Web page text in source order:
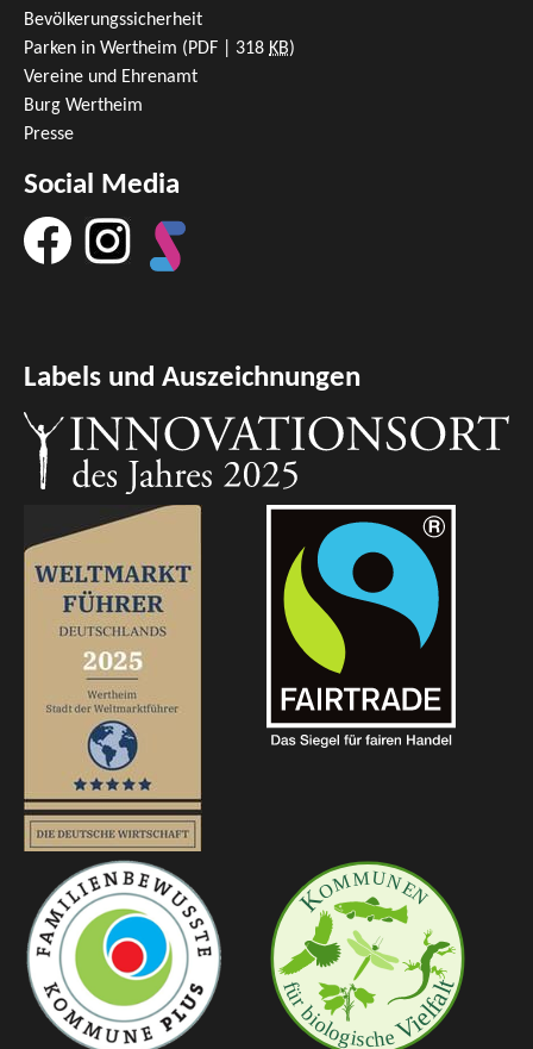
Bevölkerungssicherheit
Parken in Wertheim (PDF | 318 KB)
Vereine und Ehrenamt
Burg Wertheim
Presse
Social Media
Labels und Auszeichnungen